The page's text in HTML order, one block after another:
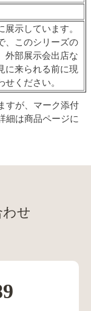
示しています。
、このシリーズの
外部展示会出店な
に来られる前に現
ください。
すが、マーク添付
細は商品ページに
せ